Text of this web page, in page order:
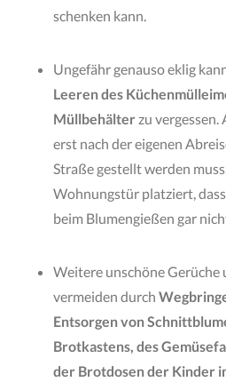
schenken kann.
Ungefähr genauso eklig
Leeren des
Müllbehälterzu vergessen.
erst nach der eigenen
Straße gestellt werden
Wohnungstür platziert,
beim Blumengießen gar
Weitere unschöne Gerüche
vermeiden durch
Entsorgen von
Brotkastens, des
der Brotdosen der Kinder